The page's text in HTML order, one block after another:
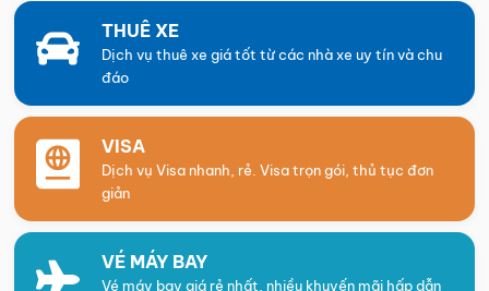
THUÊ XE
Dịch vụ thuê xe giá tốt từ các nhà xe uy tín và chu
đáo
VISA
Dịch vụ Visa nhanh, rẻ. Visa trọn gói, thủ tục đơn
giản
VÉ MÁY BAY
Vé máy bay giá rẻ nhất, nhiều khuyến mãi hấp dẫn